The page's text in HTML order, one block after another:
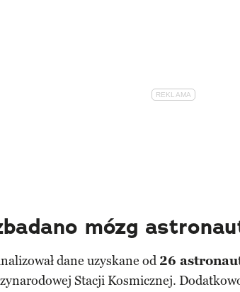
mózg
dane uzyskane od 26
Stacji Kosmicznej.